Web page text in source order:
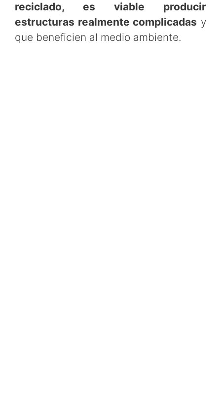
reciclado, es viable producir
estructuras realmente complicadas y
que beneficien al medio ambiente.